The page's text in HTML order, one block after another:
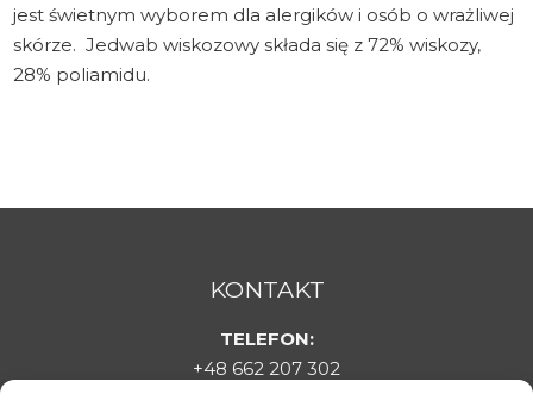
jest świetnym wyborem dla alergików i osób o wrażliwej
skórze. Jedwab wiskozowy składa się z 72% wiskozy,
28% poliamidu.
KONTAKT
TELEFON:
+48 662 207 302